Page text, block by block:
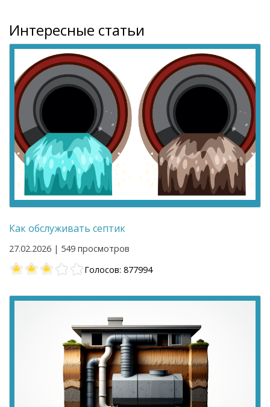
Интересные статьи
Как обслуживать септик
27.02.2026 | 549 просмотров
Голосов: 877994